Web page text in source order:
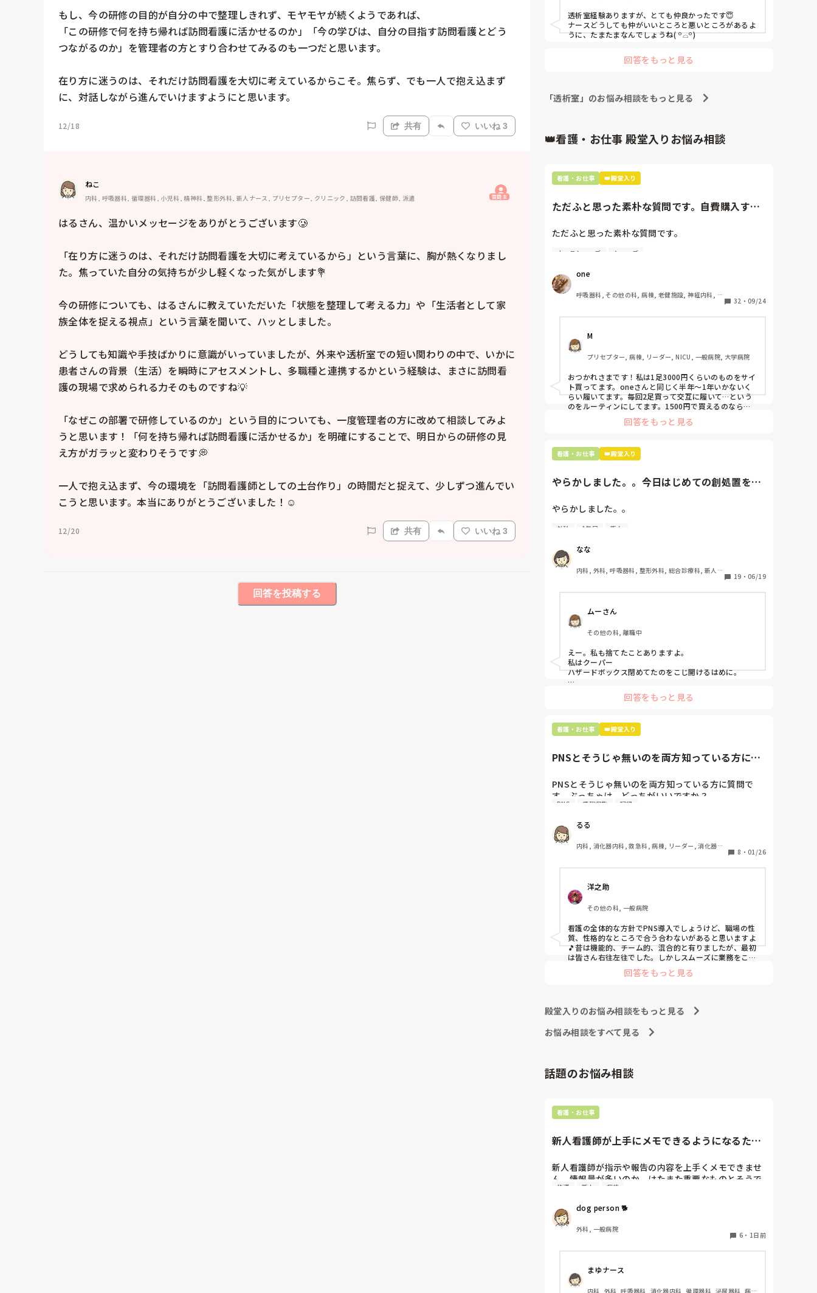
もし、今の研修の目的が自分の中で整理しきれず、モヤモヤが続くようであれば、
「この研修で何を持ち帰れば訪問看護に活かせるのか」「今の学びは、自分の目指す訪問看護とどう
つながるのか」を管理者の方とすり合わせてみるのも一つだと思います。
在り方に迷うのは、それだけ訪問看護を大切に考えているからこそ。焦らず、でも一人で抱え込まず
に、対話しながら進んでいけますようにと思います。
12/18 共有 いいね 3
ねこ
内科, 呼吸器科, 循環器科, 小児科, 精神科, 整形外科, 新人ナース, プリセプター, クリニック, 訪問看護, 保健師, 派遣 質問主
はるさん、温かいメッセージをありがとうございます🥲
「在り方に迷うのは、それだけ訪問看護を大切に考えているから」という言葉に、胸が熱くなりまし
た。焦っていた自分の気持ちが少し軽くなった気がします💐
今の研修についても、はるさんに教えていただいた「状態を整理して考える力」や「生活者として家
族全体を捉える視点」という言葉を聞いて、ハッとしました。
どうしても知識や手技ばかりに意識がいっていましたが、外来や透析室での短い関わりの中で、いかに
患者さんの背景（生活）を瞬時にアセスメントし、多職種と連携するかという経験は、まさに訪問看
護の現場で求められる力そのものですね💡
「なぜこの部署で研修しているのか」という目的についても、一度管理者の方に改めて相談してみよ
うと思います！「何を持ち帰れば訪問看護に活かせるか」を明確にすることで、明日からの研修の見
え方がガラッと変わりそうです💭
一人で抱え込まず、今の環境を「訪問看護師としての土台作り」の時間だと捉えて、少しずつ進んでい
12/20 共有 いいね 3
回答を投稿する
透析室経験ありますが、とても仲良かったです😇
ナースどうしても仲がいいところと悪いところがあるよ
うに、たまたまなんでしょうね( ꒪⌓꒪)
回答をもっと見る
「透析室」のお悩み相談をもっと見る
👑看護・お仕事 殿堂入りお悩み相談
看護・お仕事 👑殿堂入り
ただふと思った素朴な質問です。自費購入する
ただふと思った素朴な質問です。
自費購入するナースシューズ(職場で使用してる靴)っ
ますか？
わたしの職場の指定は「白のスニーカー」。
すぐに汚くなるので1,500円は絶対に超えたくない思
た時に買って半年〜1年未満で交換しています。
職場の人が「ナースシューズに3000円以上は出せな
い」って言ってて、わたしの倍額は出せるのか！とび
っくりしたので、世の皆さんはどうなのかなと…🤔
ナースシューズ シューズ
one
呼吸器科, その他の科, 病棟, 老健施設, 神経内科, 一
32 ・ 09/24
M
プリセプター, 病棟, リーダー, NICU, 一般病院, 大学病院
おつかれさまです！私は1足3000円くらいのものをサイ
ト買ってます。oneさんと同じく半年〜1年いかないく
らい履いてます。毎回2足買って交互に履いて…という
のをルーティンにしてます。1500円で買えるのなら私
も絶対そっちにしてると思うので良い買い物されてて羨
ましいです！(笑)回答をもっと見る
看護・お仕事 👑殿堂入り
やらかしました。。今日はじめての創処置をし
やらかしました。。
今日はじめての創処置をしました。
ゴミと一緒に、ノリで鑷子達を捨てました。。
患者に使用した物品は使い捨て、という認識が頭の中
にあって…。
「普通鑷子捨てる！？明らかに使い捨てて良いような
安物じゃないよね？」
「そんなミスした新人、あなたが初めてだよ」
と言われました。。
たしかに、よくよく考えてみれば
手術室で使った物品も全部滅菌して使いまわすし、
滅菌の種類とかも学校で習ったはずなのに
なんで頭回らなかったんだろう😭
市長さんは、
患者さんに迷惑かけたわけじゃないから大丈夫、
と慰めてくれましたが、、
自分が情けなくて情けなくて😭
こんなバカな私をせめて笑い飛ばしてください笑
外科 1年目 新人
なな
内科, 外科, 呼吸器科, 整形外科, 総合診療科, 新人ナ
19 ・ 06/19
ムーさん
その他の科, 離職中
えー。私も捨てたことありますよ。
私はクーパー
ハザードボックス閉めてたのをこじ開けるはめに。
これは私じゃないけど、患者さんのガラケーを洗濯もの
と一緒に出しちゃったり。(これは問題か💦)
回答をもっと見る
看護・お仕事 👑殿堂入り
PNSとそうじゃ無いのを両方知っている方に質
PNSとそうじゃ無いのを両方知っている方に質問で
す。ぶっちゃけ、どっちがいいですか？
その後、PNSを廃止しました。
私は、そのPNSを廃止した病棟からまだPNSをやって
いる病棟に9月に異動してきました。
ぶっちゃけ、新人のレベルにかなりの差が出ているな
色々な病棟に入院したことのある患者さんも、「(私が
異動する前の病棟の方が)新人が患者から見てもよく動
けてたよ」と言っていました。
現病棟はPNSだけれども、結局は忙しくて、新人の面
倒を見てられず、清潔ケアや単純に点滴を繋げてくる
など、簡単な仕事しか新人にさせていませんでした。
PNSを廃止した病棟では、イベントは必ずと言ってい
いほど新人に担当させて、指導者やリーダーが責任持
って指導することで、新人ができることがどんどん増
患者14人とか受け持つことも当たり前な感じです。
朝の情報収集にも時間がかかり、結果、患者のことが
わからないという状況になります。新人も放置される
をした事がなく、やり方がわからない新人さんが、先
言われていて、そんな無茶な…と思いました。
新人さんが可愛そう、と感じることもある反面、ペア
びり記録していて、「(処置を)やったことあるの？無
けても、「記録終わってないんで」と。。。
早く色々覚えたい！という、意欲があまり感じられ
ず…これはPNS云々よりも、その新人の性格かな？と
た。。。時代柄でしょうか？？
私はどちらかといえば、PNSは好きじゃありません。
でもPNSでやれというからには、もっと業務量に見合
PNSもそうじゃないのも経験している方は、どちらの
PNS 情報収集 記録
るる
内科, 消化器内科, 救急科, 病棟, リーダー, 消化器外
8 ・ 01/26
洋之助
その他の科, 一般病院
看護の全体的な方針でPNS導入でしょうけど、職場の性
質、性格的なところで合う合わないがあると思いますよ
🎵昔は機能的、チーム的、混合的と有りましたが、最初
は皆さん右往左往でした。しかしスムーズに業務をこな
してましたよ。勿論、指導する事も😉🆗✨でしたよ🎵ど
うしてもPNSの導入なら皆さんと意見交換を行うべきと
に業務をこなしている人もいます。意欲的でない新人も
昔からいますのでね🎵とどのつまり看護師が自分の仕事
で、昔は良かったよしか言えませんが、今と比べると個
タに出来るでしょうか⁉️物事の良し悪しの批判は簡単で
抱えるのは到底ムリですね🎵ならば皆で抱えましょうね
🎵僕の持論ですけど、頑張って👊😆🎵
回答をもっと見る
殿堂入りのお悩み相談をもっと見る
お悩み相談をすべて見る
話題のお悩み相談
看護・お仕事
新人看護師が上手にメモできるようになるため
新人看護師が指示や報告の内容を上手くメモできませ
ん。情報量が多いのか、はたまた重要なものとそうで
ないものの仕分けができないのか…  肝心な事柄を逃
か？　出来るだけゆっくり指示・報告するよう皆で努
力しています。
指導 新人 病棟
dog person 🐕
外科, 一般病院
6 ・ 1日前
まゆナース
内科, 外科, 呼吸器科, 消化器内科, 循環器科, 泌尿器科, 病